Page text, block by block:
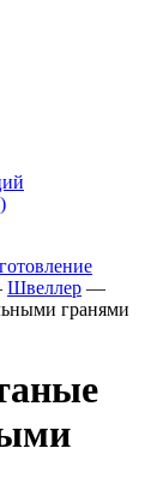
Швеллер —
гранями